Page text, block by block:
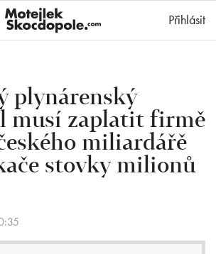
Přihlásit
plynárenský
musí zaplatit firmě
miliardářě
stovky milionů